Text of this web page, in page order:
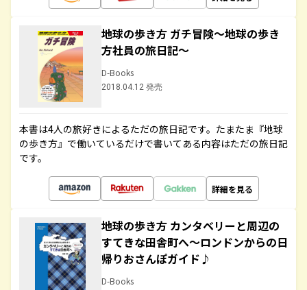
地球の歩き方 ガチ冒険～地球の歩き
方社員の旅日記～
D-Books
2018.04.12 発売
本書は4人の旅好きによるただの旅日記です。たまたま『地球
の歩き方』で働いているだけで書いてある内容はただの旅日記
です。
詳細を見る
地球の歩き方 カンタベリーと周辺の
すてきな田舎町へ～ロンドンからの日
帰りおさんぽガイド♪
D-Books